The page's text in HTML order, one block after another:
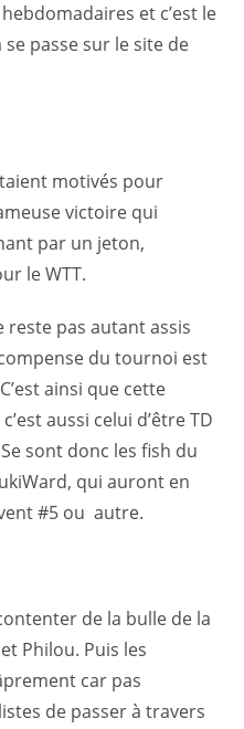
et c’est le
passe sur le site de
motivés pour
victoire qui
par un jeton,
le WTT.
pas autant assis
du tournoi est
ainsi que cette
aussi celui d’être TD
sont donc les fish du
qui auront en
#5 ou autre.
de la bulle de la
Philou. Puis les
car pas
de passer à travers